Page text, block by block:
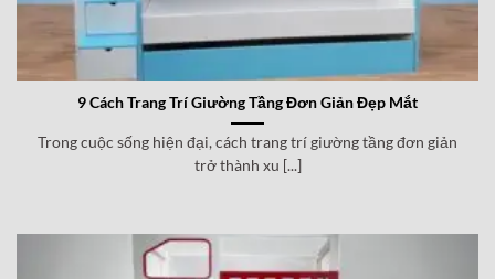
9 Cách Trang Trí Giường Tầng Đơn Giản Đẹp Mắt
Trong cuộc sống hiện đại, cách trang trí giường tầng đơn giản
trở thành xu [...]